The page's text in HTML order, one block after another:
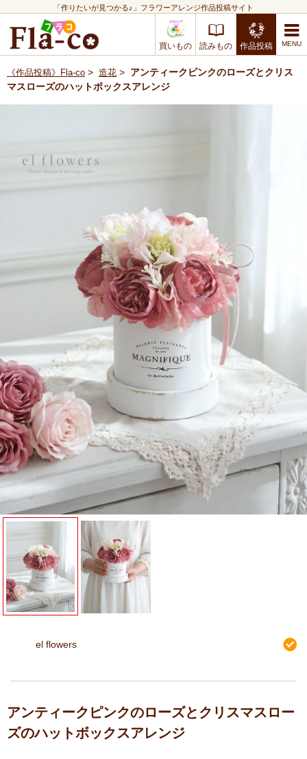
「作りたいが見つかる♪」フラワーアレンジ作品投稿サイト
買いもの 読みもの 作品投稿
《作品投稿》Fla-co > 造花 > アンティークピンクのローズとクリス
マスローズのハットボックスアレンジ
el flowers
アンティークピンクのローズとクリスマスロー
ズのハットボックスアレンジ